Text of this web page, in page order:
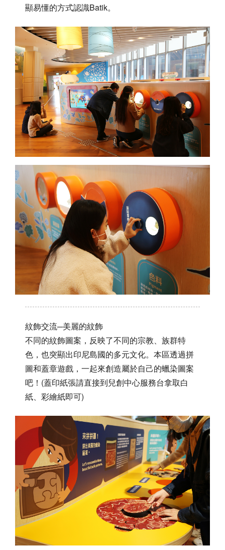
顯易懂的方式認識Batik。
紋飾交流─美麗的紋飾
不同的紋飾圖案，反映了不同的宗教、族群特
色，也突顯出印尼島國的多元文化。本區透過拼
圖和蓋章遊戲，一起來創造屬於自己的蠟染圖案
吧！(蓋印紙張請直接到兒創中心服務台拿取白
紙、彩繪紙即可)